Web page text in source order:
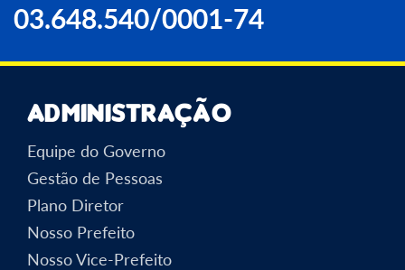
03.648.540/0001-74
Administração
Equipe do Governo
Gestão de Pessoas
Plano Diretor
Nosso Prefeito
Nosso Vice-Prefeito